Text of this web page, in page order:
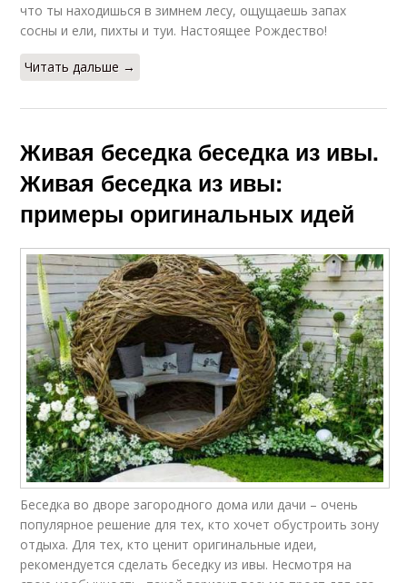
что ты находишься в зимнем лесу, ощущаешь запах
сосны и ели, пихты и туи. Настоящее Рождество!
Читать дальше →
Живая беседка беседка из ивы.
Живая беседка из ивы:
примеры оригинальных идей
Беседка во дворе загородного дома или дачи – очень
популярное решение для тех, кто хочет обустроить зону
отдыха. Для тех, кто ценит оригинальные идеи,
рекомендуется сделать беседку из ивы. Несмотря на